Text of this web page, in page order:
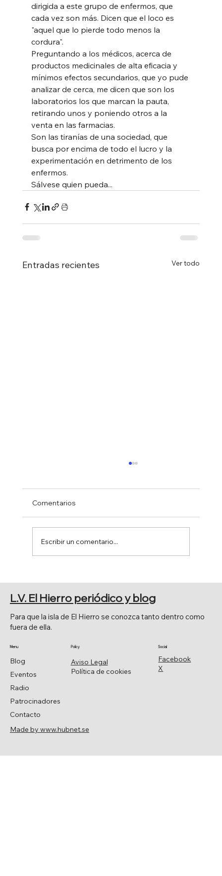
dirigida a este grupo de enfermos, que
cada vez son más. Dicen que el loco es
"aquel que lo pierde todo menos la
cordura".
Preguntando a los médicos, acerca de
productos medicinales de alta eficacia y
mínimos efectos secundarios, que yo pude
analizar de cerca, me dicen que son los
laboratorios los que marcan la pauta,
retirando unos y poniendo otros a la
venta en las farmacias.
Son las tiranías de una sociedad, que
busca por encima de todo el lucro y la
experimentación en detrimento de los
enfermos.
Sálvese quien pueda...
Entradas recientes Ver todo
FERIA DE AGOSTO 2026
Comentarios
Escribir un comentario...
Facebook
X
Social
Aviso Legal
Política de cookies
Policy
Blog
Eventos
Radio
Patrocinadores
Contacto
Menu
Para que la isla de El Hierro se conozca tanto dentro como
fuera de ella.
L.V. El Hierro periódico y blog
Made by www.hubnet.se